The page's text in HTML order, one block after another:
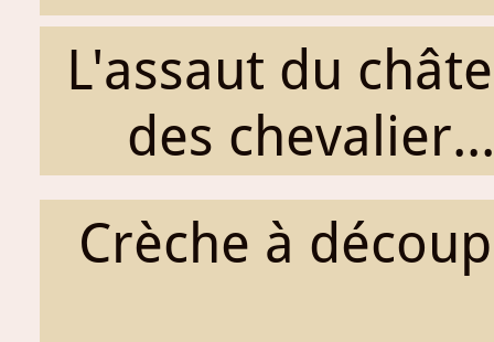
L'assaut du
des chevalier...
Crèche à